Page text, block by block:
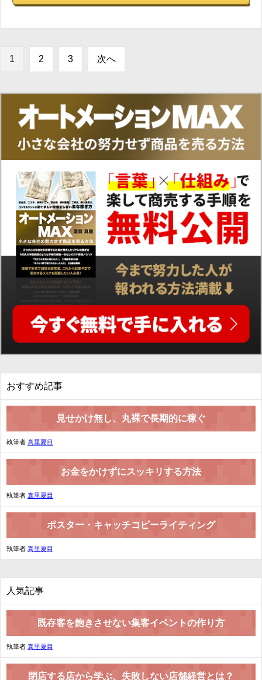
1 2 3 次へ
おすすめ記事
見せかけ無し、丸裸で長期的に稼ぐ
執筆者 真里夏目
お金をかけずにスッキリする方法
執筆者 真里夏目
ポスター・キャッチコピーライティング
執筆者 真里夏目
人気記事
既存客を飽きさせない集客イベントの作り方
執筆者 真里夏目
閉店する店から学ぶ、失敗しない店舗経営とは？